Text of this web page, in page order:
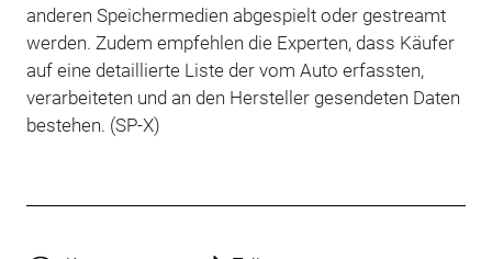
anderen Speichermedien abgespielt oder gestreamt
werden. Zudem empfehlen die Experten, dass Käufer
auf eine detaillierte Liste der vom Auto erfassten,
verarbeiteten und an den Hersteller gesendeten Daten
bestehen. (SP-X)